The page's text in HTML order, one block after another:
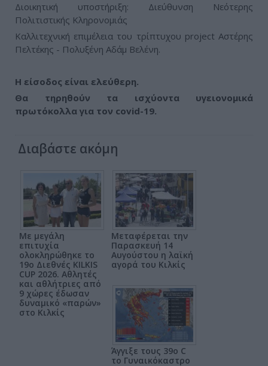
Διοικητική υποστήριξη: Διεύθυνση Νεότερης
Πολιτιστικής Κληρονοµιάς
Καλλιτεχνική επιµέλεια του τρίπτυχου project Αστέρης
Πελτέκης - Πολυξένη Αδάμ Βελένη.
Η είσοδος είναι ελεύθερη.
Θα τηρηθούν τα ισχύοντα υγειονομικά
πρωτόκολλα για τον covid-19.
Διαβάστε ακόμη
Με μεγάλη
επιτυχία
ολοκληρώθηκε το
19ο Διεθνές KILKIS
CUP 2026. Αθλητές
και αθλήτριες από
9 χώρες έδωσαν
δυναμικό «παρών»
στο Κιλκίς
Μεταφέρεται την
Παρασκευή 14
Αυγούστου η λαϊκή
αγορά του Κιλκίς
Άγγιξε τους 39ο C
το Γυναικόκαστρο